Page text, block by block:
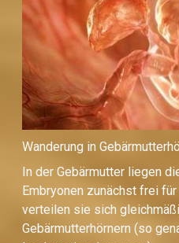
Wanderung in
In der Gebärmutter liegen
Embryonen zunächst frei
verteilen sie sich
Gebärmutterhörnern (so